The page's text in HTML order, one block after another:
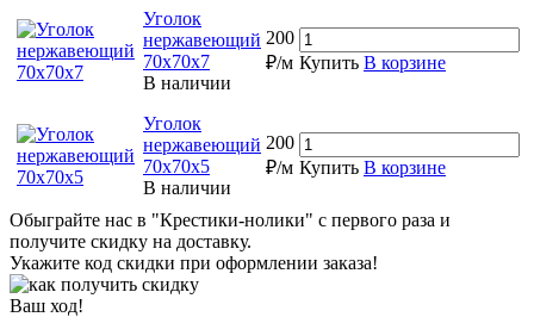
Уголок
нержавеющий
70х70х7
В наличии
200
₽/м Купить В корзине
Уголок
нержавеющий
70х70х5
В наличии
200
₽/м Купить В корзине
Обыграйте нас в "Крестики-нолики" с первого раза и
получите скидку на доставку.
Укажите код скидки при оформлении заказа!
Ваш ход!